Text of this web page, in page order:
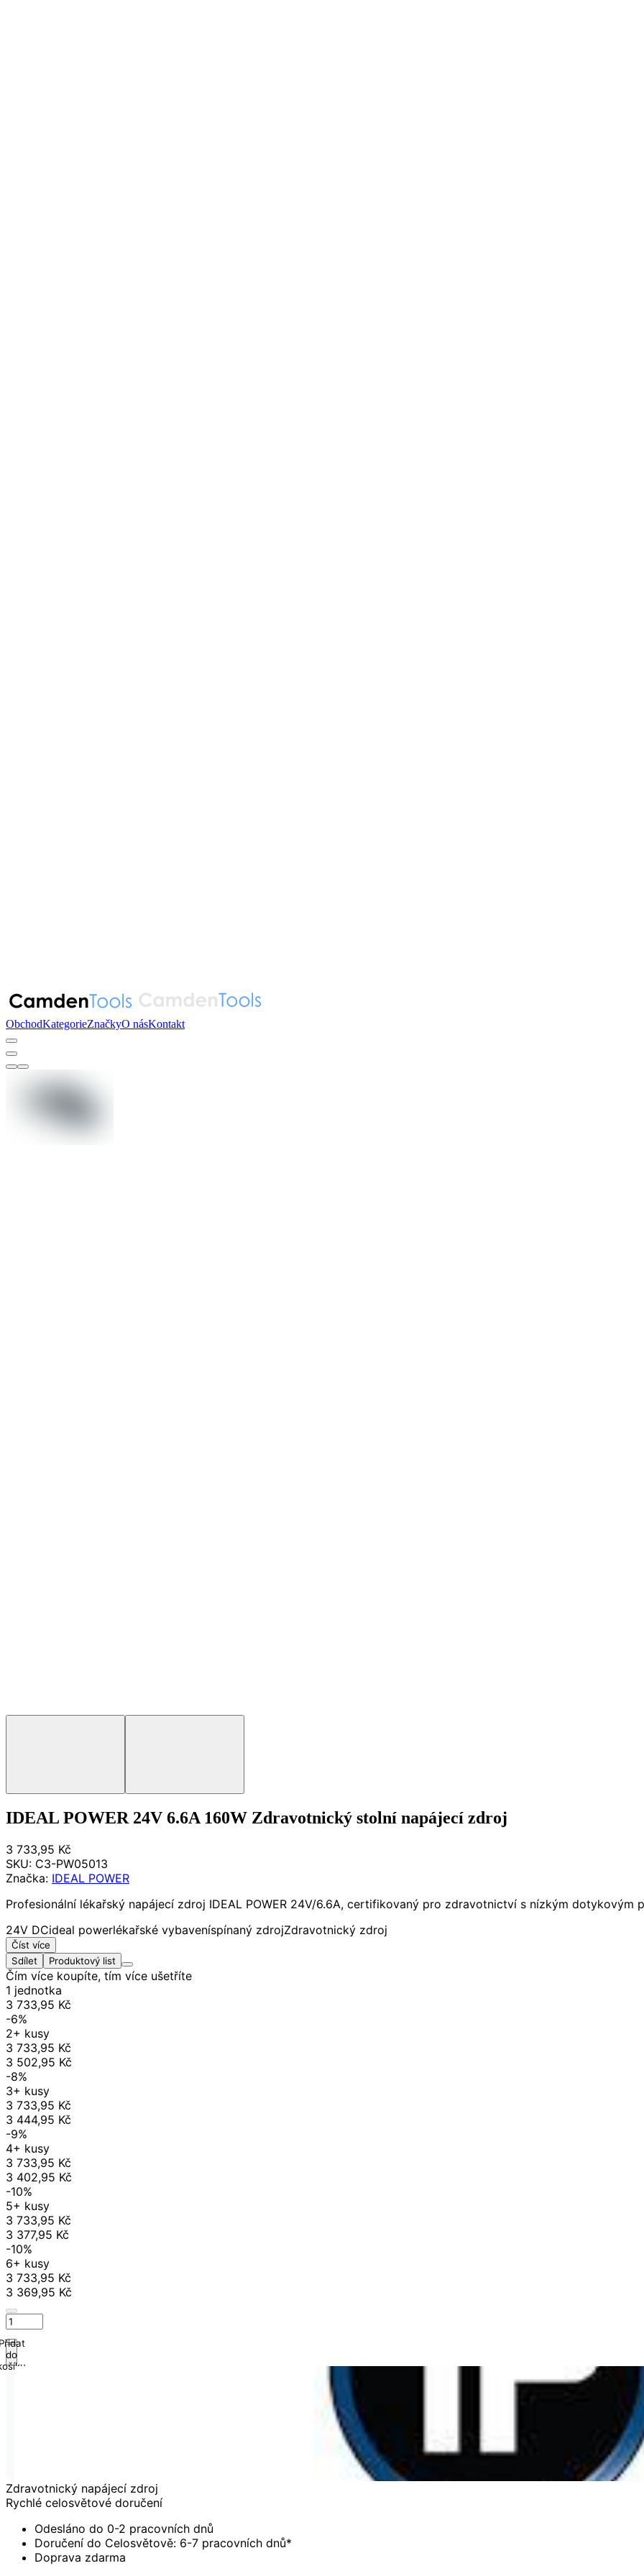
ObchodKategorieZnačkyO násKontakt
IDEAL POWER 24V 6.6A 160W Zdravotnický stolní napájecí zdroj
3 733,95 Kč
SKU: C3-PW05013
Značka: IDEAL POWER
Profesionální lékařský napájecí zdroj IDEAL POWER 24V/6.6A, certifikovaný pro zdravotnictví s nízkým dotykovým
24V DCideal powerlékařské vybaveníspínaný zdrojZdravotnický zdroj
Číst více
Sdílet
Produktový list
Čím více koupíte, tím více ušetříte
1 jednotka
3 733,95 Kč
-6%
2+ kusy
3 733,95 Kč
3 502,95 Kč
-8%
3+ kusy
3 733,95 Kč
3 444,95 Kč
-9%
4+ kusy
3 733,95 Kč
3 402,95 Kč
-10%
5+ kusy
3 733,95 Kč
3 377,95 Kč
-10%
6+ kusy
3 733,95 Kč
3 369,95 Kč
do
Zdravotnický napájecí zdroj
Rychlé celosvětové doručení
Odesláno do 0-2 pracovních dnů
Doručení do Celosvětově: 6-7 pracovních dnů*
Doprava zdarma